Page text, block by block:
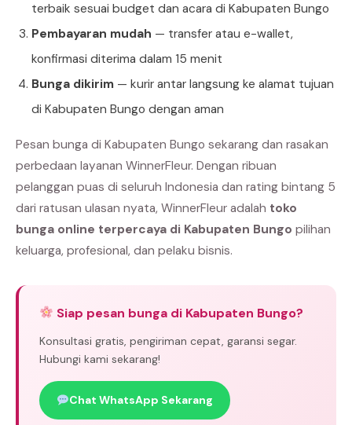
terbaik sesuai budget dan acara di Kabupaten Bungo
Pembayaran mudah — transfer atau e-wallet,
konfirmasi diterima dalam 15 menit
Bunga dikirim — kurir antar langsung ke alamat tujuan
di Kabupaten Bungo dengan aman
Pesan bunga di Kabupaten Bungo sekarang dan rasakan
perbedaan layanan WinnerFleur. Dengan ribuan
pelanggan puas di seluruh Indonesia dan rating bintang 5
dari ratusan ulasan nyata, WinnerFleur adalah toko
bunga online terpercaya di Kabupaten Bungo pilihan
keluarga, profesional, dan pelaku bisnis.
Siap pesan bunga di Kabupaten Bungo?
Konsultasi gratis, pengiriman cepat, garansi segar.
Hubungi kami sekarang!
Chat WhatsApp Sekarang